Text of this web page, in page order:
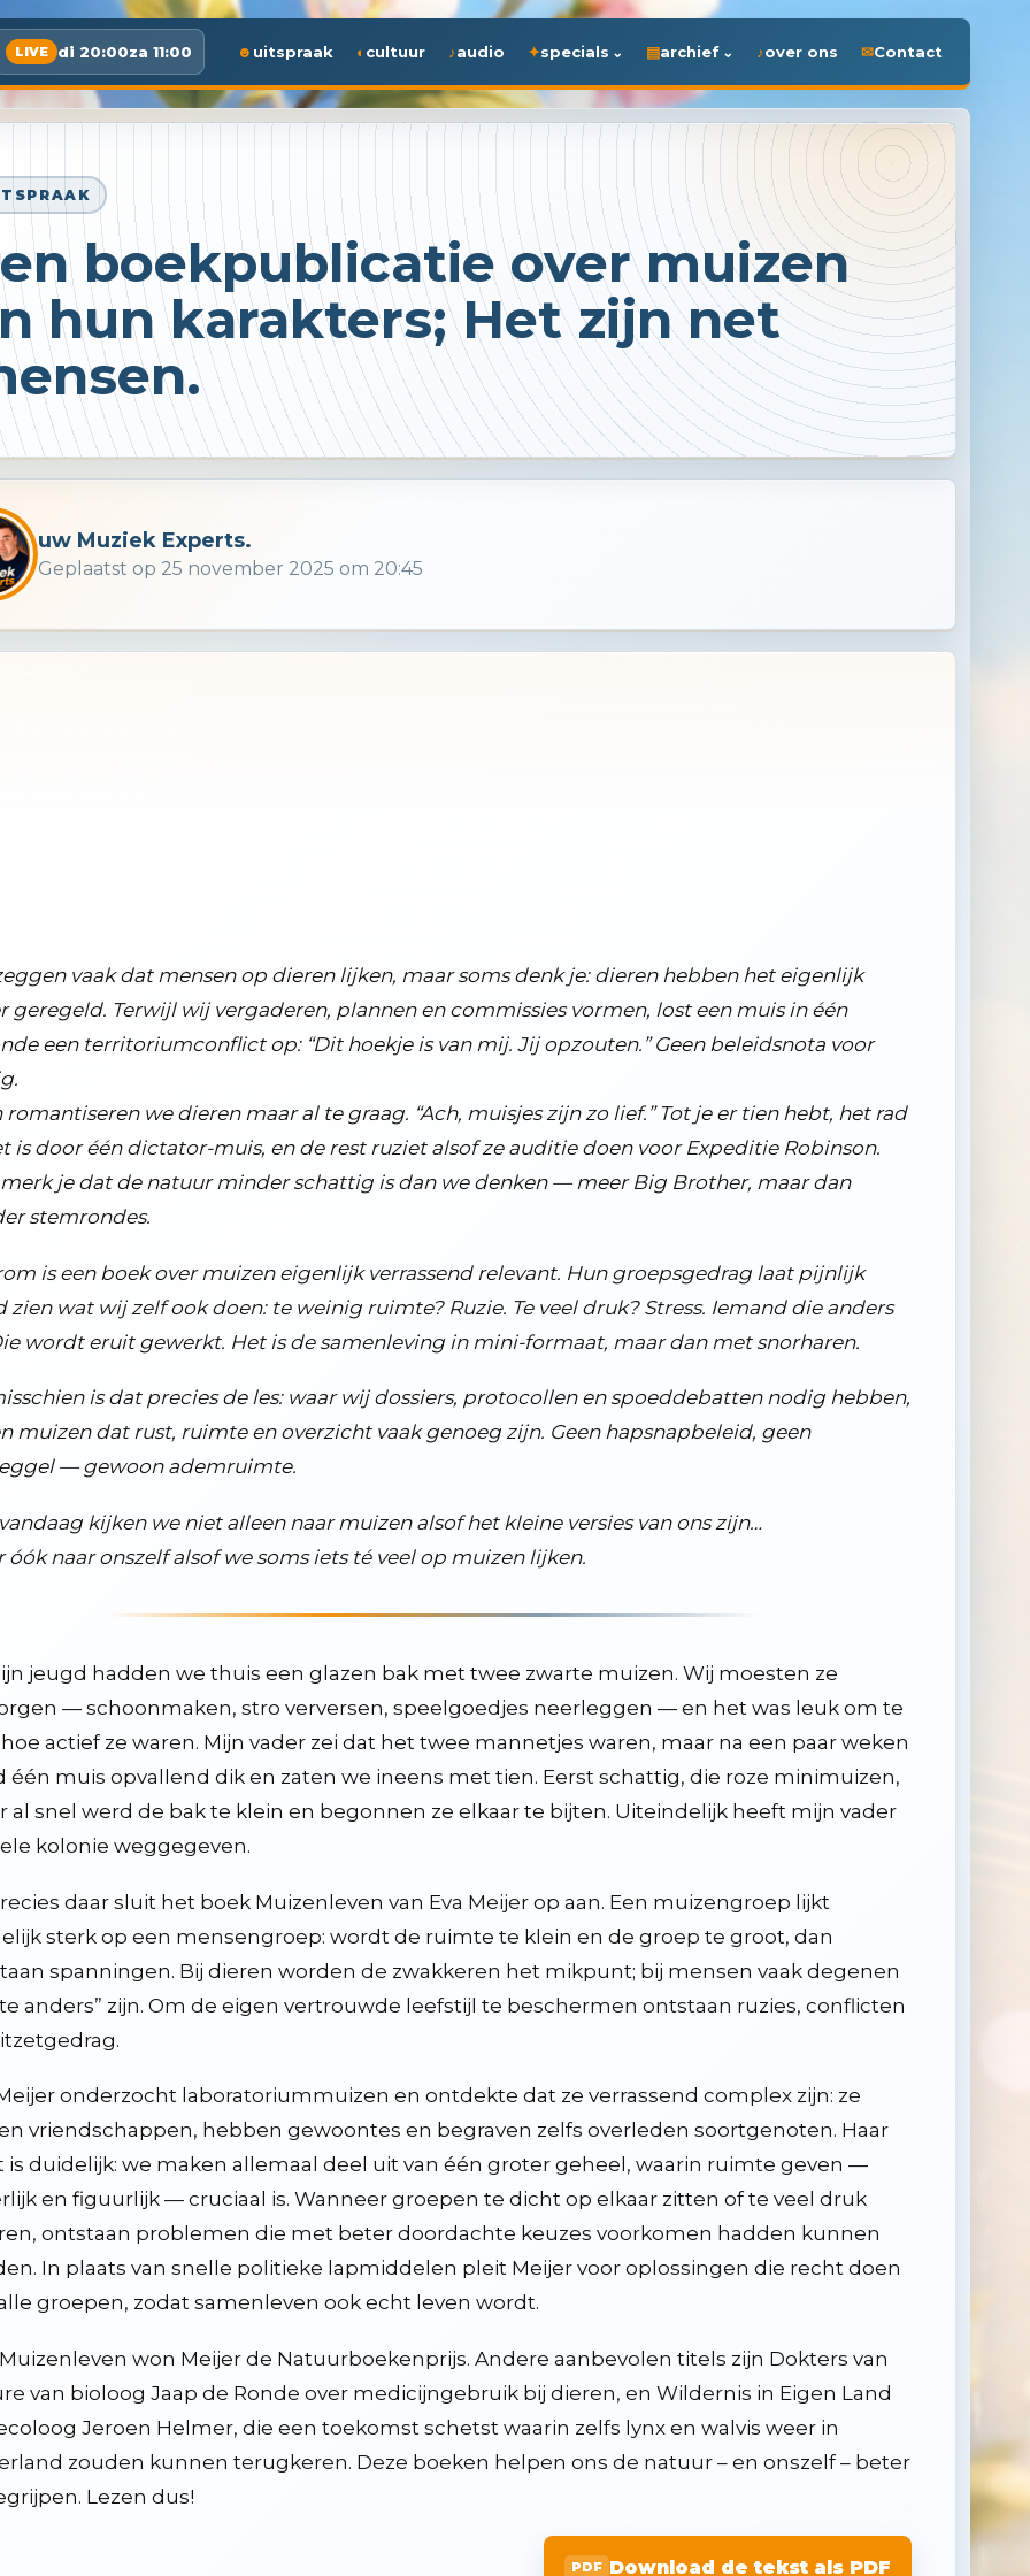
LIVE di 20:00za 11:00 uitspraak cultuur audio specials archief over ons Contact
media en praatprogramma's
modernere vormen van beelden
ontwikkeling
zijn
wel wat van
door poetin zijn proefjes. wij moeten eens gaan terugproeven
boekpublicatie over muizen
hun karakters; Het zijn net
uw Muziek Experts.
Geplaatst op 25 november 2025 om 20:45
vaak dat mensen op dieren lijken, maar soms denk je: dieren hebben het eigenlijk
geregeld. Terwijl wij vergaderen, plannen en commissies vormen, lost een muis in één
een territoriumconflict op: “Dit hoekje is van mij. Jij opzouten.” Geen beleidsnota voor
romantiseren we dieren maar al te graag. “Ach, muisjes zijn zo lief.” Tot je er tien hebt, het rad
is door één dictator-muis, en de rest ruziet alsof ze auditie doen voor Expeditie Robinson.
je dat de natuur minder schattig is dan we denken — meer Big Brother, maar dan
stemrondes.
is een boek over muizen eigenlijk verrassend relevant. Hun groepsgedrag laat pijnlijk
zien wat wij zelf ook doen: te weinig ruimte? Ruzie. Te veel druk? Stress. Iemand die anders
wordt eruit gewerkt. Het is de samenleving in mini-formaat, maar dan met snorharen.
is dat precies de les: waar wij dossiers, protocollen en spoeddebatten nodig hebben,
muizen dat rust, ruimte en overzicht vaak genoeg zijn. Geen hapsnapbeleid, geen
— gewoon ademruimte.
kijken we niet alleen naar muizen alsof het kleine versies van ons zijn…
óók naar onszelf alsof we soms iets té veel op muizen lijken.
jeugd hadden we thuis een glazen bak met twee zwarte muizen. Wij moesten ze
— schoonmaken, stro verversen, speelgoedjes neerleggen — en het was leuk om te
actief ze waren. Mijn vader zei dat het twee mannetjes waren, maar na een paar weken
één muis opvallend dik en zaten we ineens met tien. Eerst schattig, die roze minimuizen,
al snel werd de bak te klein en begonnen ze elkaar te bijten. Uiteindelijk heeft mijn vader
kolonie weggegeven.
daar sluit het boek Muizenleven van Eva Meijer op aan. Een muizengroep lijkt
sterk op een mensengroep: wordt de ruimte te klein en de groep te groot, dan
spanningen. Bij dieren worden de zwakkeren het mikpunt; bij mensen vaak degenen
anders” zijn. Om de eigen vertrouwde leefstijl te beschermen ontstaan ruzies, conflicten
onderzocht laboratoriummuizen en ontdekte dat ze verrassend complex zijn: ze
vriendschappen, hebben gewoontes en begraven zelfs overleden soortgenoten. Haar
is duidelijk: we maken allemaal deel uit van één groter geheel, waarin ruimte geven —
en figuurlijk — cruciaal is. Wanneer groepen te dicht op elkaar zitten of te veel druk
ontstaan problemen die met beter doordachte keuzes voorkomen hadden kunnen
In plaats van snelle politieke lapmiddelen pleit Meijer voor oplossingen die recht doen
groepen, zodat samenleven ook echt leven wordt.
won Meijer de Natuurboekenprijs. Andere aanbevolen titels zijn Dokters van
van bioloog Jaap de Ronde over medicijngebruik bij dieren, en Wildernis in Eigen Land
Jeroen Helmer, die een toekomst schetst waarin zelfs lynx en walvis weer in
zouden kunnen terugkeren. Deze boeken helpen ons de natuur – en onszelf – beter
Lezen dus!
Download de tekst als PDF